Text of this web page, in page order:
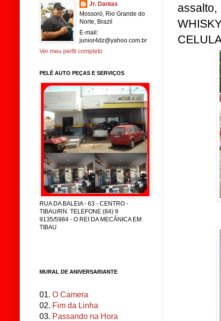
Jr. Dantas
Mossoró, Rio Grande do
Norte, Brazil
E-mail:
junior4dz@yahoo.com.br
Ver meu perfil completo
PELÉ AUTO PEÇAS E SERVIÇOS
RUA DA BALEIA - 63 - CENTRO -
TIBAU/RN. TELEFONE (84) 9
9135/5984 - O REI DA MECÂNICA EM
TIBAU
MURAL DE ANIVERSARIANTE
01. O Camera
02. Fim da Linha
03. Passando na Hora